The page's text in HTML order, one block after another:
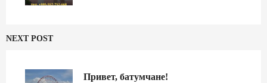
NEXT POST
Привет, батумчане!